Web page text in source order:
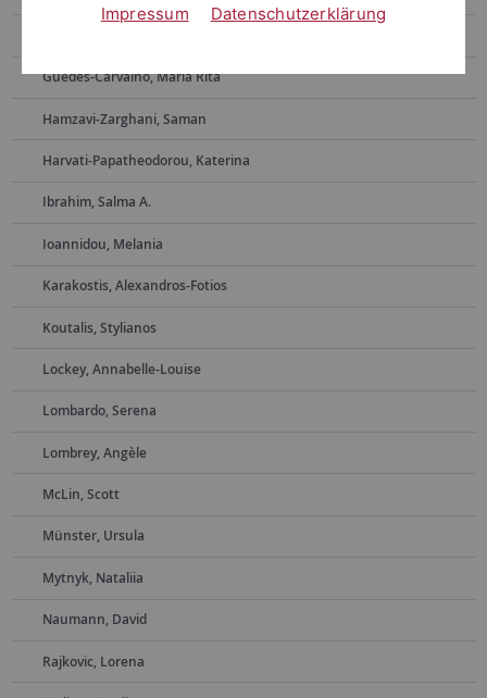
Guedes-Carvalho, Maria Rita
Hamzavi-Zarghani, Saman
Harvati-Papatheodorou, Katerina
Ibrahim, Salma A.
Ioannidou, Melania
Karakostis, Alexandros-Fotios
Koutalis, Stylianos
Lockey, Annabelle-Louise
Lombardo, Serena
Lombrey, Angèle
McLin, Scott
Münster, Ursula
Mytnyk, Nataliia
Naumann, David
Rajkovic, Lorena
Impressum Datenschutzerklärung